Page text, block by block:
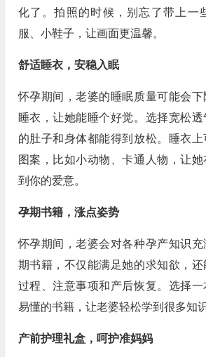
化了。拍照的时候，别忘了带上一
服、小鞋子，让画面更温馨。
舒适睡衣，安稳入眠
怀孕期间，老婆的睡眠质量可能会
睡衣，让她能睡个好觉。选择宽松
的肚子和身体都能得到放松。睡衣
图案，比如小动物、卡通人物，让
到你的爱意。
孕期书籍，涨点姿势
怀孕期间，老婆会对各种孕产知识
期书籍，不仅能满足她的求知欲，
过程、注意事项和产后恢复。选择
易懂的书籍，让老婆轻松学到很多知识
产前护理礼盒，呵护准妈妈